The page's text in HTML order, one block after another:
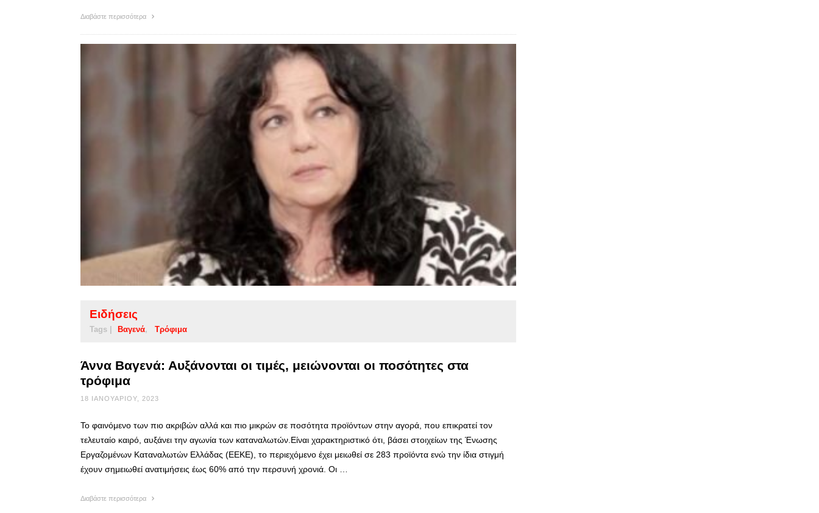
Διαβάστε περισσότερα
Ειδήσεις
Tags | Βαγενά Τρόφιμα
Άννα Βαγενά: Αυξάνονται οι τιμές, μειώνονται οι ποσότητες στα
τρόφιμα
18 ΙΑΝΟΥΑΡΊΟΥ, 2023
Το φαινόμενο των πιο ακριβών αλλά και πιο μικρών σε ποσότητα προϊόντων στην αγορά, που επικρατεί τον
τελευταίο καιρό, αυξάνει την αγωνία των καταναλωτών.Είναι χαρακτηριστικό ότι, βάσει στοιχείων της Ένωσης
Εργαζομένων Καταναλωτών Ελλάδας (ΕΕΚΕ), το περιεχόμενο έχει μειωθεί σε 283 προϊόντα ενώ την ίδια στιγμή
έχουν σημειωθεί ανατιμήσεις έως 60% από την περσυνή χρονιά. Οι …
Διαβάστε περισσότερα